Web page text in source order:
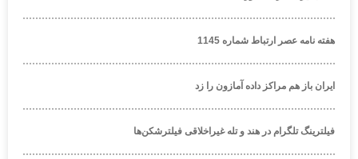
هفته نامه عصر ارتباط شماره 1145
ایران باز هم مراکز داده آمازون را زد
فیلترینگ تلگرام در هند و تله غیراخلاقی فیلترشکن‌ها